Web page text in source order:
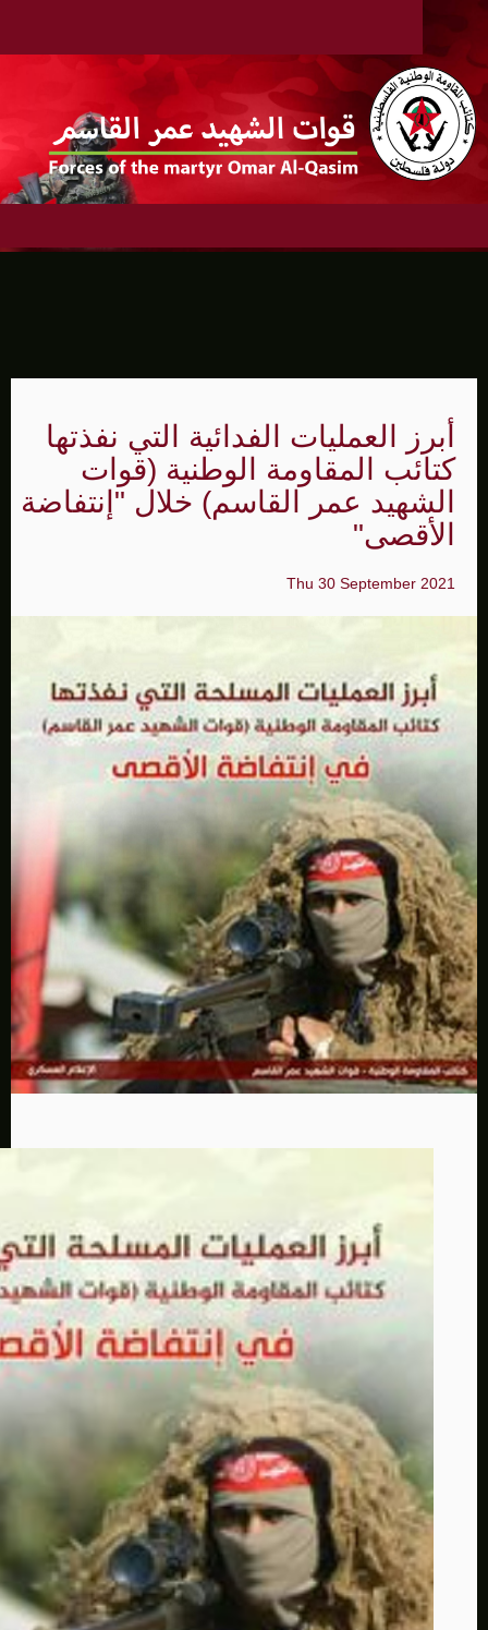
أبرز العمليات الفدائية التي نفذتها
كتائب المقاومة الوطنية (قوات
الشهيد عمر القاسم) خلال "إنتفاضة
الأقصى"
Thu 30 September 2021